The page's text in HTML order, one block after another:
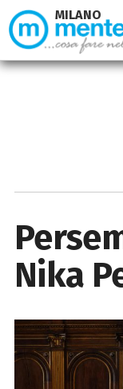
Nika
MILANO